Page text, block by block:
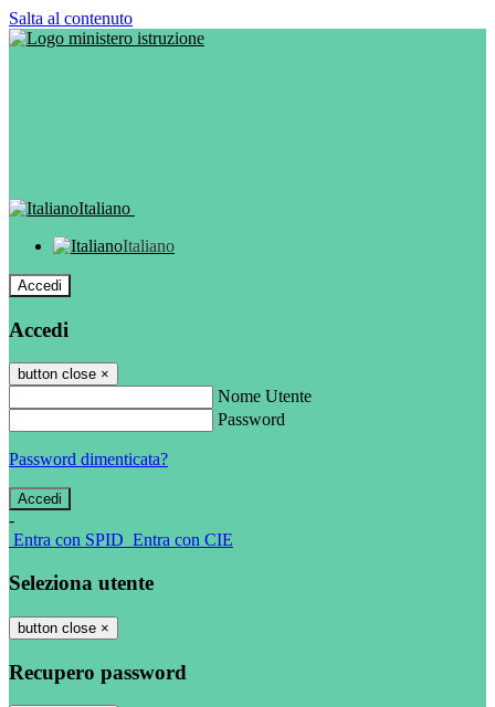
Salta al contenuto
Italiano
Italiano
Accedi
Accedi
button close ×
Nome Utente
Password
Password dimenticata?
-
Entra con SPID Entra con CIE
Seleziona utente
button close ×
Recupero password